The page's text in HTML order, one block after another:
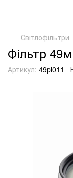
Світлофільтри
Фільтр
Артикул: 49pl011